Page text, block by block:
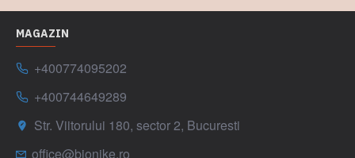
MAGAZIN
+400774095202
+400744649289
Str. Viitorului 180, sector 2, Bucuresti
office@bionike.ro